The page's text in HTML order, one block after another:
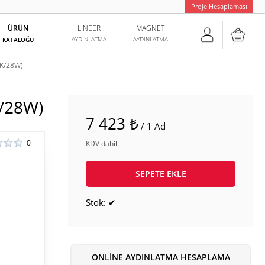
Proje Hesaplaması
MAGNET
AYDINLATMA
LINEER
AYDINLATMA
ÜRÜN
KATALOĞU
28W)
0
7 423 ₺ / 1 Ad
KDV dahil
SEPETE EKLE
Stok: ✔
ONLINE AYDINLATMA HESAPLAMA